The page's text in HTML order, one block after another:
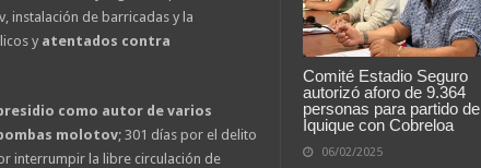
Comité Estadio Seguro
autorizó aforo de 9.364
personas para partido de
Iquique con Cobreloa
06/02/2025
instalación de barricadas y la
y atentados contra
como autor de varios
molotov; 301 días por el delito
interrumpir la libre circulación de